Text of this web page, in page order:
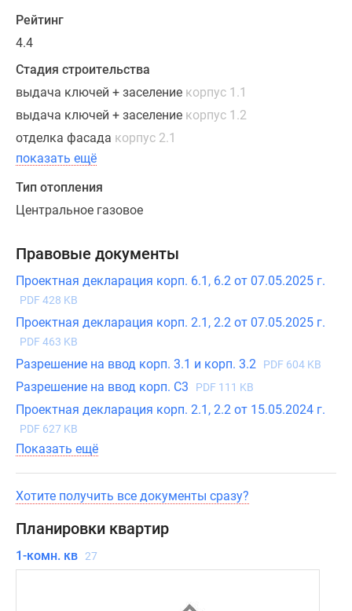
Рейтинг
4.4
Стадия строительства
выдача ключей + заселение корпус 1.1
выдача ключей + заселение корпус 1.2
отделка фасада корпус 2.1
показать ещё
Тип отопления
Центральное газовое
Правовые документы
Проектная декларация корп. 6.1, 6.2 от 07.05.2025 г.
PDF 428 KB
Проектная декларация корп. 2.1, 2.2 от 07.05.2025 г.
PDF 463 KB
Разрешение на ввод корп. 3.1 и корп. 3.2 PDF 604 KB
Разрешение на ввод корп. С3 PDF 111 KB
Проектная декларация корп. 2.1, 2.2 от 15.05.2024 г.
PDF 627 KB
Показать ещё
Хотите получить все документы сразу?
Планировки квартир
1-комн. кв 27